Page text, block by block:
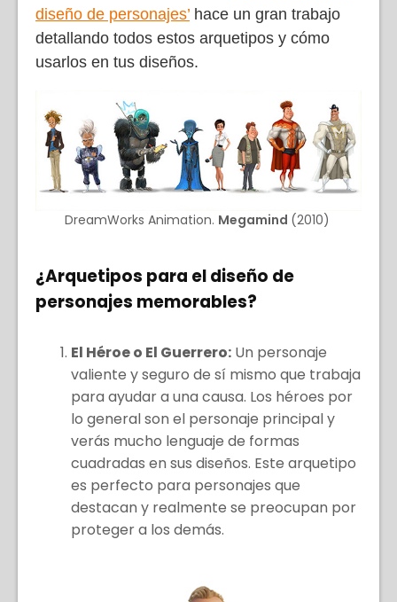
diseño de personajes’ hace un gran trabajo
detallando todos estos arquetipos y cómo
usarlos en tus diseños.
DreamWorks Animation. Megamind (2010)
¿Arquetipos para el diseño de
personajes memorables?
El Héroe o El Guerrero: Un personaje
valiente y seguro de sí mismo que trabaja
para ayudar a una causa. Los héroes por
lo general son el personaje principal y
verás mucho lenguaje de formas
cuadradas en sus diseños. Este arquetipo
es perfecto para personajes que
destacan y realmente se preocupan por
proteger a los demás.